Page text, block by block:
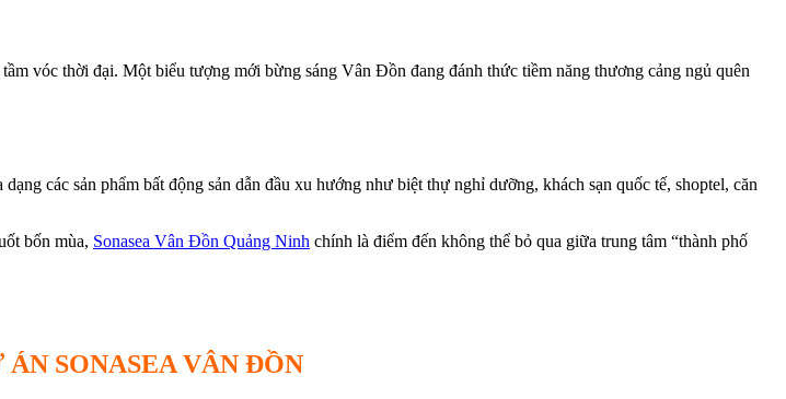
vóc thời đại. Một biểu tượng mới bừng sáng Vân Đồn đang đánh thức tiềm năng thương cảng ngủ quên
dạng các sản phẩm bất động sản dẫn đầu xu hướng như biệt thự nghỉ dưỡng, khách sạn quốc tế, shoptel, căn
bốn mùa, Sonasea Vân Đồn Quảng Ninh chính là điểm đến không thể bỏ qua giữa trung tâm “thành phố
SONASEA VÂN ĐỒN